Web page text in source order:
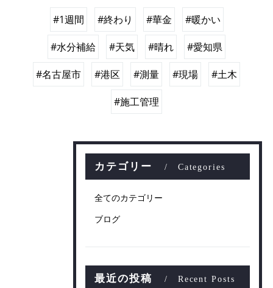
#1週間 #終わり #華金 #暖かい
#水分補給 #天気 #晴れ #愛知県
#名古屋市 #港区 #測量 #現場 #土木
#施工管理
カテゴリー Categories
全てのカテゴリー
ブログ
最近の投稿 Recent Posts